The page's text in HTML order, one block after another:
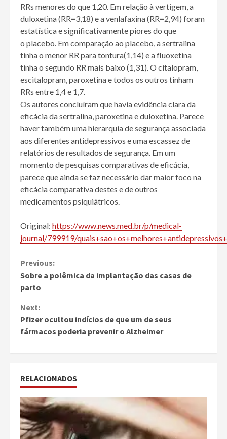
RRs menores do que 1,20. Em relação à vertigem, a
duloxetina (RR=3,18) e a venlafaxina (RR=2,94) foram
estatística e significativamente piores do que
o placebo. Em comparação ao placebo, a sertralina
tinha o menor RR para tontura(1,14) e a fluoxetina
tinha o segundo RR mais baixo (1,31). O citalopram,
escitalopram, paroxetina e todos os outros tinham
RRs entre 1,4 e 1,7.
Os autores concluíram que havia evidência clara da
eficácia da sertralina, paroxetina e duloxetina. Parece
haver também uma hierarquia de segurança associada
aos diferentes antidepressivos e uma escassez de
relatórios de resultados de segurança. Em um
momento de pesquisas comparativas de eficácia,
parece que ainda se faz necessário dar maior foco na
eficácia comparativa destes e de outros
medicamentos psiquiátricos.
Original: https://www.news.med.br/p/medical-
journal/799919/
Continue
Reading
Previous:
Sobre a polêmica da implantação das casas de
parto
Next:
Pfizer ocultou indícios de que um de seus
fármacos poderia prevenir o Alzheimer
RELACIONADOS